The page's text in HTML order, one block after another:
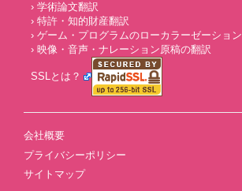
› 学術論文翻訳
› 特許・知的財産翻訳
› ゲーム・プログラムのローカラーゼーション
› 映像・音声・ナレーション原稿の翻訳
SSLとは？
会社概要
プライバシーポリシー
サイトマップ